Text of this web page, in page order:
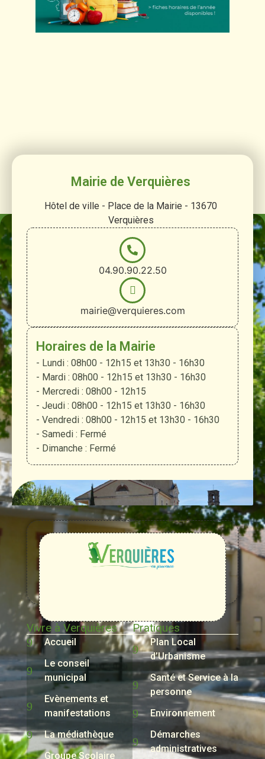
Mairie de Verquières
Hôtel de ville - Place de la Mairie - 13670
Verquières
04.90.90.22.50
mairie@verquieres.com
Horaires de la Mairie
- Lundi : 08h00 - 12h15 et 13h30 - 16h30
- Mardi : 08h00 - 12h15 et 13h30 - 16h30
- Mercredi : 08h00 - 12h15
- Jeudi : 08h00 - 12h15 et 13h30 - 16h30
- Vendredi : 08h00 - 12h15 et 13h30 - 16h30
- Samedi : Fermé
- Dimanche : Fermé
Entre
Rhône,
Alpilles
et
Durance
Vivre à Verquières
Accueil
Le conseil
municipal
Evènements et
manifestations
La médiathèque
Groupe Scolaire
Pratiques
Plan Local
d’Urbanisme
Santé et Service à la
personne
Environnement
Démarches
administratives